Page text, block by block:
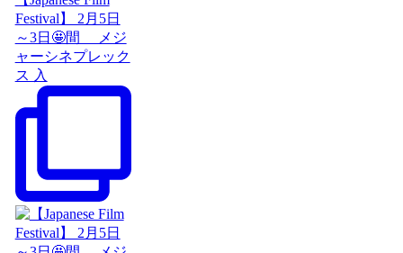
Festival】 2月5日
～3日🤩間 メジ
ャーシネプレック
ス 入